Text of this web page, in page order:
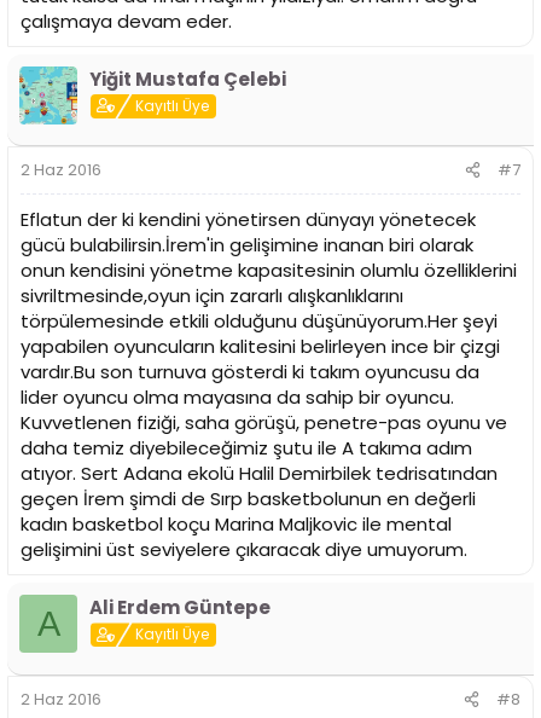
çalışmaya devam eder.
Yiğit Mustafa Çelebi
Kayıtlı Üye
2 Haz 2016 #7
Eflatun der ki kendini yönetirsen dünyayı yönetecek
gücü bulabilirsin.İrem'in gelişimine inanan biri olarak
onun kendisini yönetme kapasitesinin olumlu özelliklerini
sivriltmesinde,oyun için zararlı alışkanlıklarını
törpülemesinde etkili olduğunu düşünüyorum.Her şeyi
yapabilen oyuncuların kalitesini belirleyen ince bir çizgi
vardır.Bu son turnuva gösterdi ki takım oyuncusu da
lider oyuncu olma mayasına da sahip bir oyuncu.
Kuvvetlenen fiziği, saha görüşü, penetre-pas oyunu ve
daha temiz diyebileceğimiz şutu ile A takıma adım
atıyor. Sert Adana ekolü Halil Demirbilek tedrisatından
geçen İrem şimdi de Sırp basketbolunun en değerli
kadın basketbol koçu Marina Maljkovic ile mental
gelişimini üst seviyelere çıkaracak diye umuyorum.
A Ali Erdem Güntepe
Kayıtlı Üye
2 Haz 2016 #8